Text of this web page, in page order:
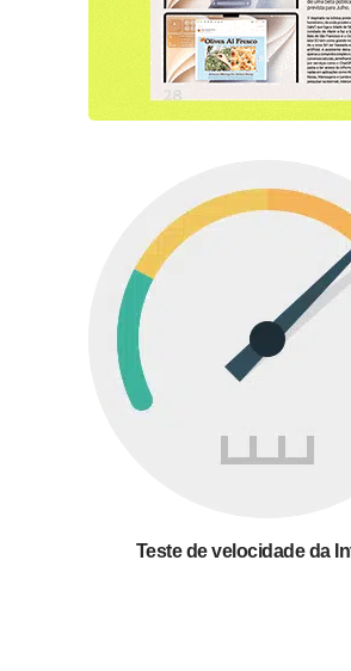
Teste de velocidade da